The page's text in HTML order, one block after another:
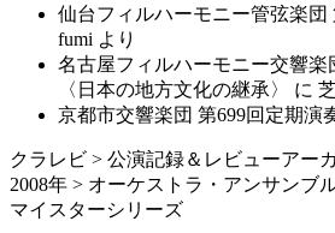
仙台フィルハーモニー管弦楽団
fumi より
名古屋フィルハーモニー交響楽
〈日本の地方文化の継承〉
に
京都市交響楽団 第699回定期演
クラレビ > 公演記録＆レビューアー
2008年 > オーケストラ・アンサンブ
マイスターシリーズ